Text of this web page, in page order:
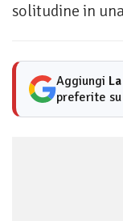
solitudine in
Aggiungi
preferite